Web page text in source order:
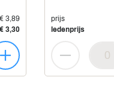
€ 3,89
€ 3,30
prijs
ledenprijs